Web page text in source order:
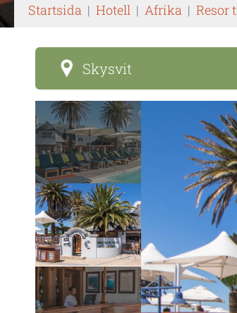
Startsida | Hotell | Afrika | Resor
Skysvit